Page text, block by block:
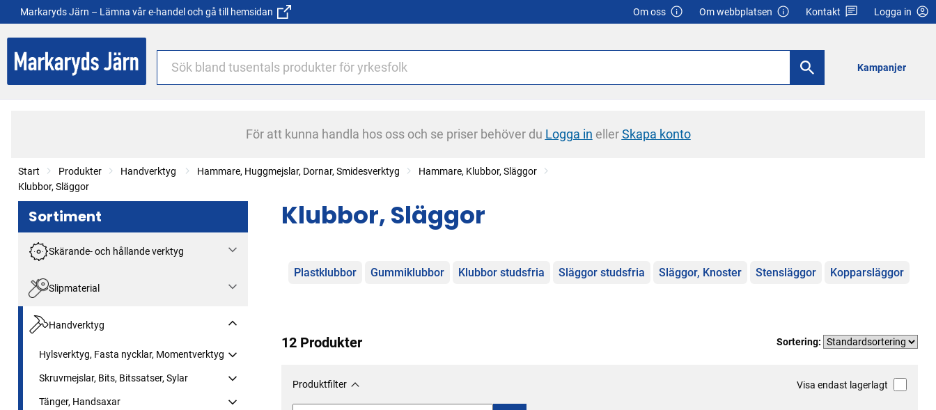
Markaryds Järn – Lämna vår e-handel och gå till hemsidan Om oss Om webbplatsen Kontakt Logga in
Kampanjer
För att kunna handla hos oss och se priser behöver du Logga in ellerSkapa konto
Start Produkter Handverktyg Hammare, Huggmejslar, Dornar, Smidesverktyg
Hammare, Klubbor, Släggor
Klubbor, Släggor
Sortiment
Skärande- och hållande verktyg
Slipmaterial
Handverktyg
Hylsverktyg, Fasta nycklar, Momentverktyg
Skruvmejslar, Bits, Bitssatser, Sylar
Tänger, Handsaxar
Klubbor, Släggor
Kategorier
Plastklubbor Gummiklubbor Klubbor studsfria Släggor studsfria Släggor, Knoster Stensläggor Kopparsläggor
12 Produkter Sortering:
Produktfilter Visa endast lagerlagt